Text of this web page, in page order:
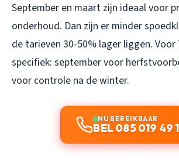
September en maart zijn ideaal voor
onderhoud. Dan zijn er minder
de tarieven 30-50% lager liggen. Voor
specifiek: september voor
voor controle na de winter.
NU BEREIKBAAR
BEL 085 019 49